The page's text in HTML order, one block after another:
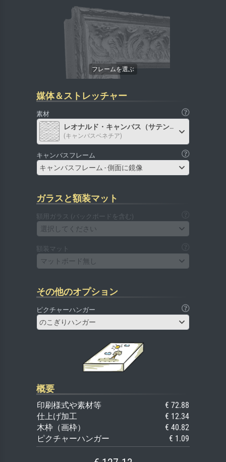
媒体＆ストレッチャー
素材
レオナルド・キャンバス（サテン）
(キャンバスベネチア)
キャンバスフレーム
キャンバスフレーム - 側面に鏡像
ガラスと額装マット
額用ガラス (バックボードを含む)
選択してください
額装マット
マットボード無し
その他のオプション
ピクチャーハンガー
のこぎりハンガー
概要
印刷様式や素材等
€ 72.88
仕上げ加工
€ 12.34
木枠（画枠）
€ 40.82
ピクチャーハンガー
€ 1.09